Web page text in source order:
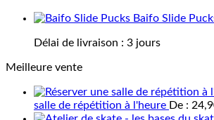
Baifo Slide
Délai de livraison : 3 jours
Meilleure vente
salle de répétition à l'heure De :